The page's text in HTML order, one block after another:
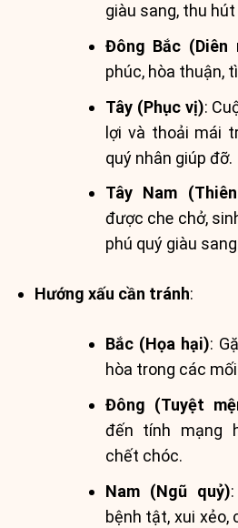
giàu sang, thu
Đông Bắc (Diên
phúc, hòa thuận,
Tây (Phục vị):
lợi và thoải mái
quý nhân giúp đỡ.
Tây Nam
được che chở,
phú quý giàu
Hướng xấu cần tránh:
Bắc (Họa hại):
hòa trong các
Đông (Tuyệt
đến tính mạng
chết chóc.
Nam (Ngũ quỷ)
bệnh tật, xui xẻo,